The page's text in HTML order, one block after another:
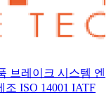
브레이크 시스템 엔
조 ISO 14001 IATF